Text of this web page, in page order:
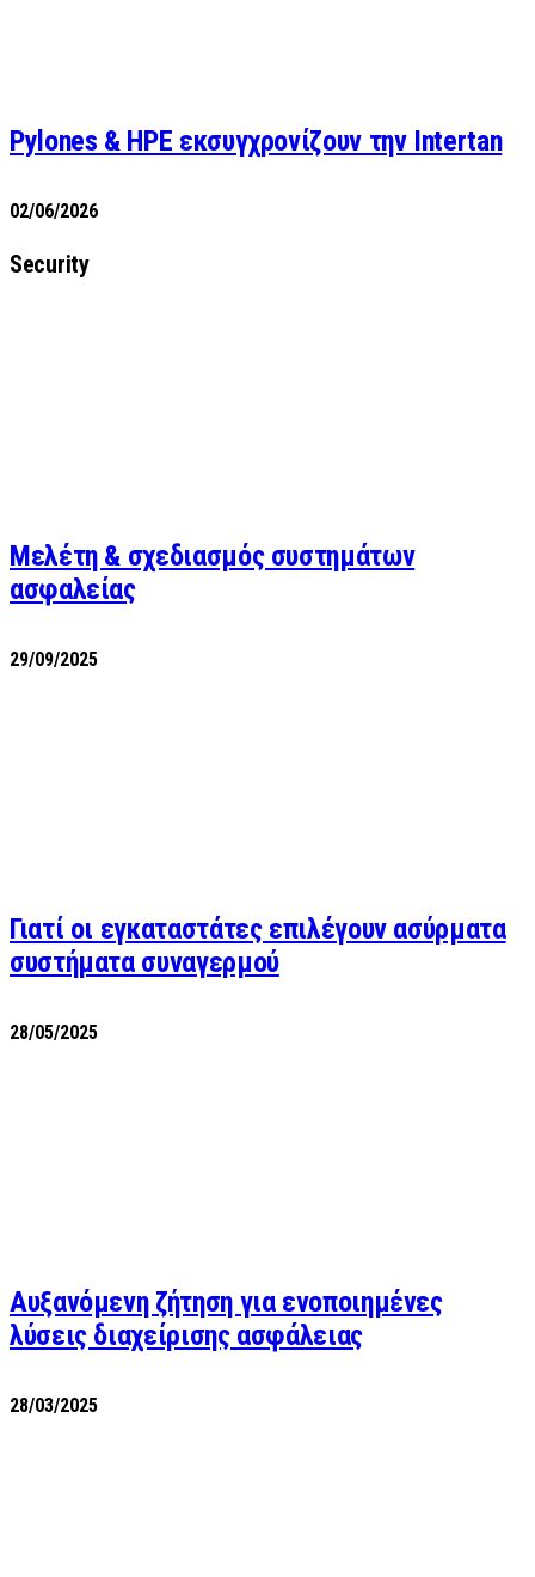
Pylones & HPE εκσυγχρονίζουν την Intertan
02/06/2026
Security
Μελέτη & σχεδιασμός συστημάτων
ασφαλείας
29/09/2025
Γιατί οι εγκαταστάτες επιλέγουν ασύρματα
συστήματα συναγερμού
28/05/2025
Αυξανόμενη ζήτηση για ενοποιημένες
λύσεις διαχείρισης ασφάλειας
28/03/2025